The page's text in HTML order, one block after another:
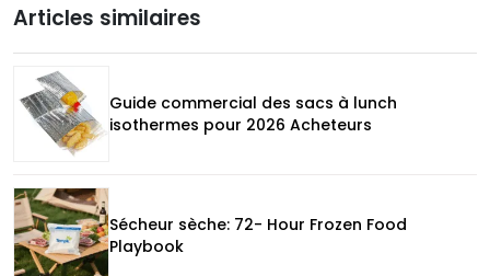
Articles similaires
Guide commercial des sacs à lunch
isothermes pour 2026 Acheteurs
Sécheur sèche: 72- Hour Frozen Food
Playbook